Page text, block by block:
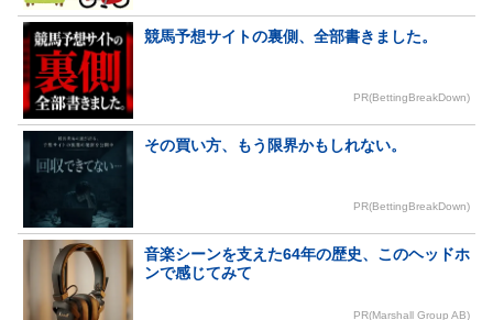
競馬予想サイトの裏側、全部書きました。
PR(BettingBreakDown)
その買い方、もう限界かもしれない。
PR(BettingBreakDown)
音楽シーンを支えた64年の歴史、このヘッドホ
ンで感じてみて
PR(Marshall Group AB)